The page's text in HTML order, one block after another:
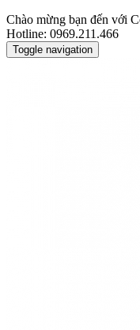
Chào mừng bạn đến với
Hotline: 0969.211.466
Toggle navigation